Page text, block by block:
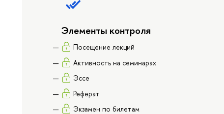
Элементы контроля
Посещение лекций
Активность на семинарах
Эссе
Реферат
Экзамен по билетам